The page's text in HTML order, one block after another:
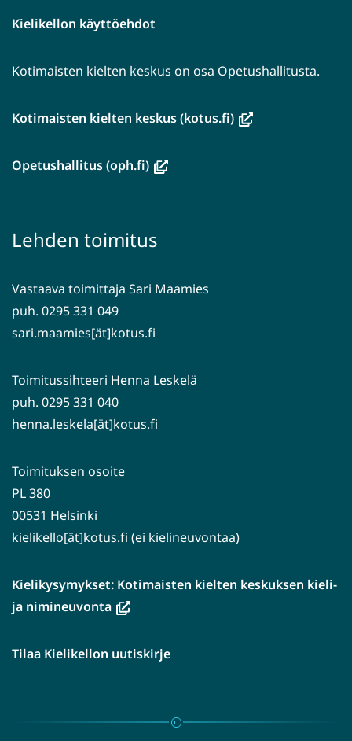
Kielikellon käyttöehdot
Kotimaisten kielten keskus on osa Opetushallitusta.
Kotimaisten kielten keskus (kotus.fi)(avautuu
Opetushallitus (oph.fi)(avautuu
toiseen
Lehden toimitus
Vastaava toimittaja Sari Maamies
puh. 0295 331 049
sari.maamies[ät]kotus.fi
Toimitussihteeri Henna Leskelä
puh. 0295 331 040
henna.leskela[ät]kotus.fi
Toimituksen osoite
PL 380
00531 Helsinki
kielikello[ät]kotus.fi (ei kielineuvontaa)
Kielikysymykset: Kotimaisten kielten keskuksen kieli-
ja nimineuvonta(avautuu
ikkunaan,
palveluun)
Tilaa Kielikellon uutiskirje